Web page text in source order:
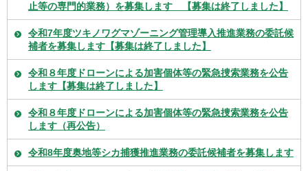
止等の専門的業務）を募集します 【募集は終了しました】
令和7年度ツキノワグマゾーニング管理導入推進業務の委託候
補者を募集します【募集は終了しました】
令和８年度ドローンによる加害個体等の緊急捜索業務を公告
します【募集は終了しました】
令和８年度ドローンによる加害個体等の緊急捜索業務を公告
します（再公告）
令和8年度奥地等シカ捕獲推進業務の委託候補者を募集します